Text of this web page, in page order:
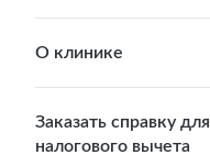
О клинике
Заказать справку для
налогового вычета